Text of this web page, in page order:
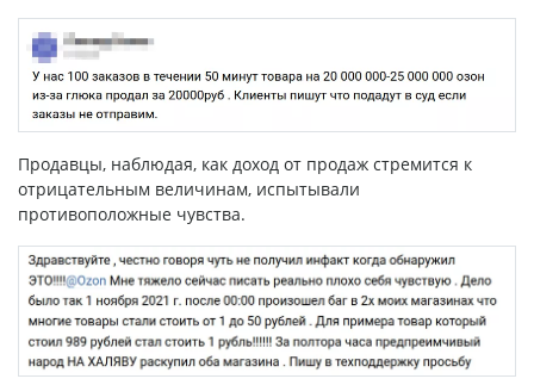
Продавцы, наблюдая, как доход от продаж стремится к
отрицательным величинам, испытывали
противоположные чувства.